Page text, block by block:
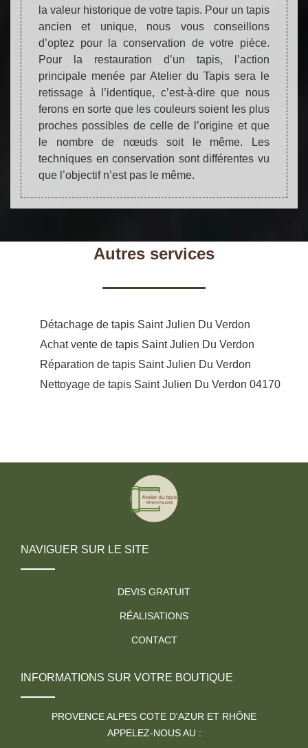
la valeur historique de votre tapis. Pour un tapis
ancien et unique, nous vous conseillons
d’optez pour la conservation de votre pièce.
Pour la restauration d’un tapis, l’action
principale menée par Atelier du Tapis sera le
retissage à l’identique, c’est-à-dire que nous
ferons en sorte que les couleurs soient les plus
proches possibles de celle de l’origine et que
le nombre de nœuds soit le même. Les
techniques en conservation sont différentes vu
que l’objectif n’est pas le même.
Autres services
Détachage de tapis Saint Julien Du Verdon
Achat vente de tapis Saint Julien Du Verdon
Réparation de tapis Saint Julien Du Verdon
Nettoyage de tapis Saint Julien Du Verdon 04170
NAVIGUER SUR LE SITE
DEVIS GRATUIT
RÉALISATIONS
CONTACT
INFORMATIONS SUR VOTRE BOUTIQUE
PROVENCE ALPES COTE D'AZUR ET RHÔNE
APPELEZ-NOUS AU :